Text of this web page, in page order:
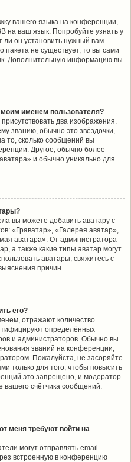
вашего языка на конференции,
на ваш язык. Попробуйте узнать у
он установить нужный вам
пакета не существует, то вы сами
Дополнительную информацию вы
именем пользователя?
два изображения.
званию, обычно это звёздочки,
то, сколько сообщений вы
Другое, обычно более
и обычно уникально для
вы можете добавить аватару с
«Граватар», «Галерея аватар»,
аватара». От администратора
а также какие типы аватар могут
аватары, свяжитесь с
причин.
его?
отражают количество
определённых
и администраторов. Обычно вы
званий на конференции,
Пожалуйста, не засоряйте
только для того, чтобы повысить
это запрещено, и модератор
вашего счётчика сообщений.
меня требуют войти на
могут отправлять email-
встроенную в конференцию